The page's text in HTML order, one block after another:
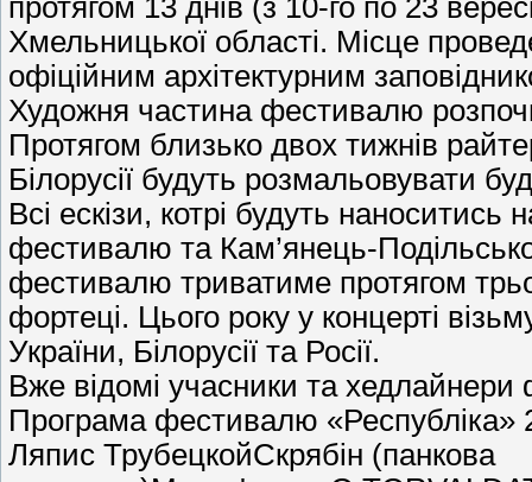
протягом 13 днів (з 10-го по 23
Хмельницької області. Місце
офіційним архітектурним
Художня частина фестивалю
Протягом близько двох тижнів
Білорусії будуть розмальовувати
Всі ескізи, котрі будуть
фестивалю та Кам’янець-
фестивалю триватиме протягом
фортеці. Цього року у концерті
України, Білорусії та Росії.
Вже відомі учасники та
Програма фестивалю «Республіка»
Ляпис ТрубецкойСкрябін (панкова